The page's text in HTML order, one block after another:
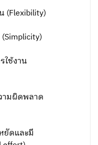
(Flexibility)
ช้งาน
มผิดพลาด
ยัดและมี